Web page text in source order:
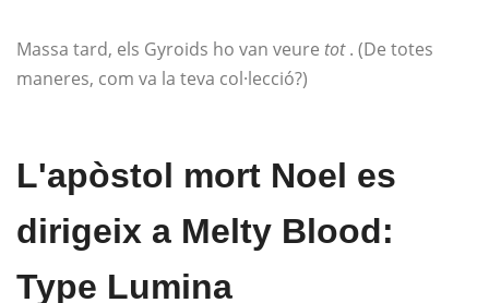
Massa tard, els Gyroids ho van veure tot. (De totes
maneres, com va la teva col·lecció?)
L'apòstol mort Noel es
dirigeix ​​a Melty Blood:
Type Lumina